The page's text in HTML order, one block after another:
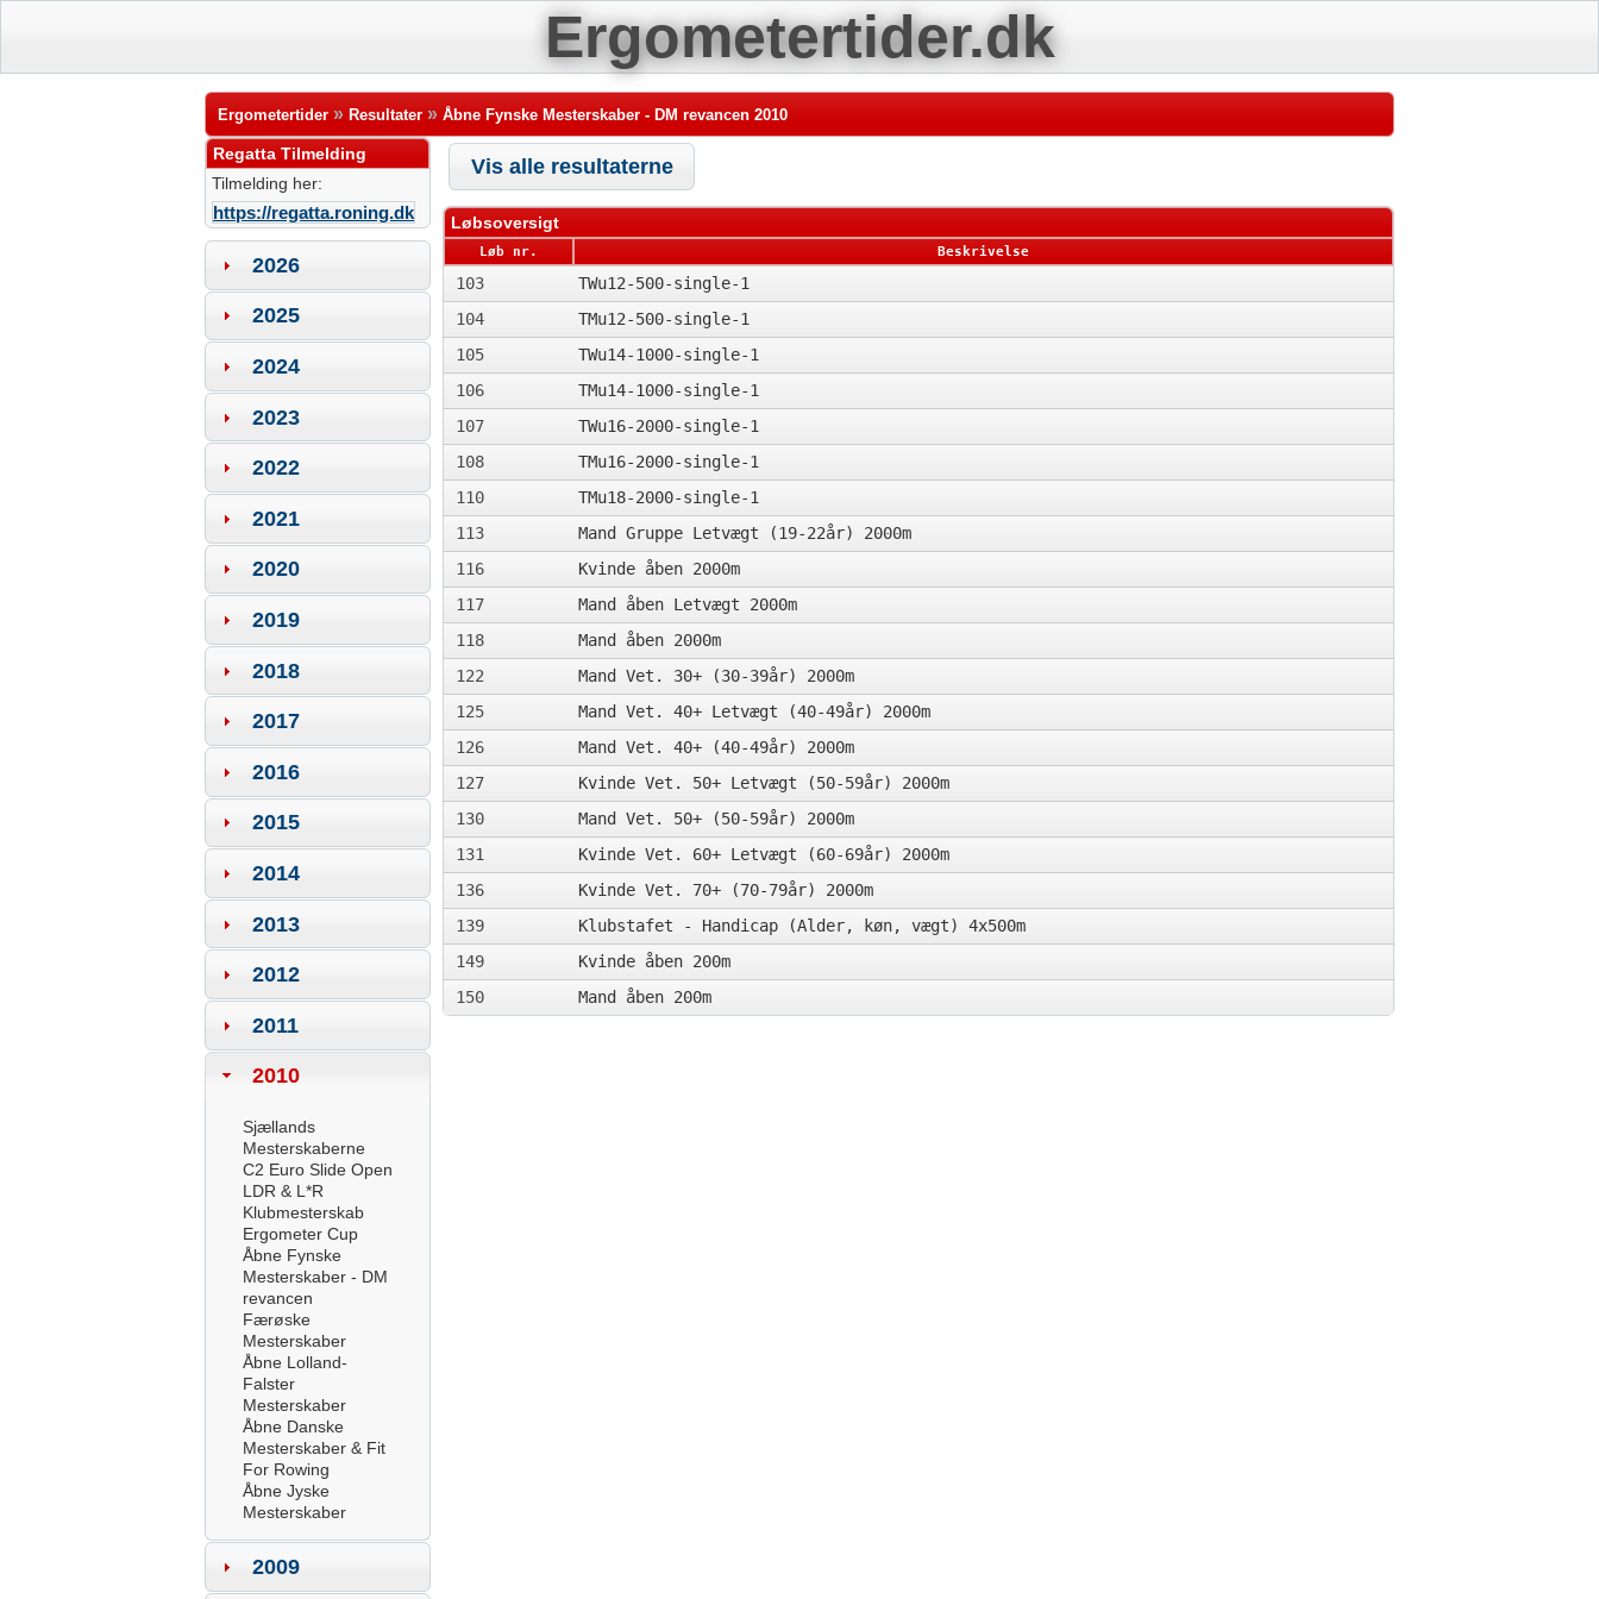
Ergometertider.dk
Ergometertider » Resultater » Åbne Fynske Mesterskaber - DM revancen 2010
Regatta Tilmelding
Tilmelding her:
https://regatta.roning.dk
2026
2025
2024
2023
2022
2021
2020
2019
2018
2017
2016
2015
2014
2013
2012
2011
2010
Sjællands
Mesterskaberne
C2 Euro Slide Open
LDR & L*R
Klubmesterskab
Ergometer Cup
Åbne Fynske
Mesterskaber - DM
revancen
Færøske
Mesterskaber
Åbne Lolland-
Falster
Mesterskaber
Åbne Danske
Mesterskaber & Fit
For Rowing
Åbne Jyske
Mesterskaber
2009
Vis alle resultaterne
Løbsoversigt
Løb nr. Beskrivelse
103
TWu12-500-single-1
104
TMu12-500-single-1
105
TWu14-1000-single-1
106
TMu14-1000-single-1
107
TWu16-2000-single-1
108
TMu16-2000-single-1
110
TMu18-2000-single-1
113
Mand Gruppe Letvægt (19-22år) 2000m
116
Kvinde åben 2000m
117
Mand åben Letvægt 2000m
118
Mand åben 2000m
122
Mand Vet. 30+ (30-39år) 2000m
125
Mand Vet. 40+ Letvægt (40-49år) 2000m
126
Mand Vet. 40+ (40-49år) 2000m
127
Kvinde Vet. 50+ Letvægt (50-59år) 2000m
130
Mand Vet. 50+ (50-59år) 2000m
131
Kvinde Vet. 60+ Letvægt (60-69år) 2000m
136
Kvinde Vet. 70+ (70-79år) 2000m
139
Klubstafet - Handicap (Alder, køn, vægt) 4x500m
149
Kvinde åben 200m
150
Mand åben 200m